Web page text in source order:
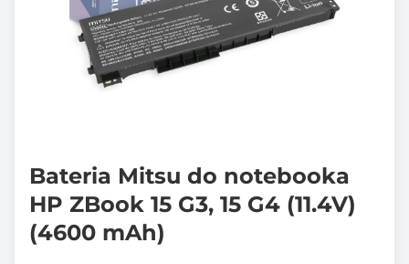
Bateria Mitsu do notebooka
HP ZBook 15 G3, 15 G4 (11.4V)
(4600 mAh)